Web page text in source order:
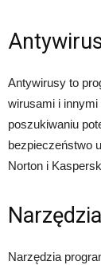
Antywirusy to
wirusami i
poszukiwaniu
bezpieczeństwo
Norton i
Narzędzia